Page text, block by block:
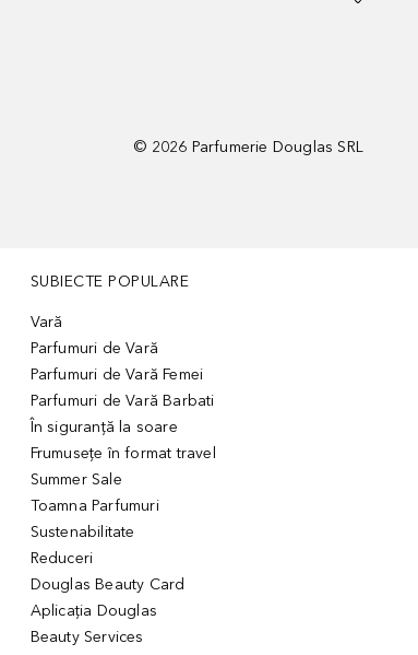
© 2026 Parfumerie Douglas SRL
SUBIECTE POPULARE
Vară
Parfumuri de Vară
Parfumuri de Vară Femei
Parfumuri de Vară Barbati
În siguranță la soare
Frumusețe în format travel
Summer Sale
Toamna Parfumuri
Sustenabilitate
Reduceri
Douglas Beauty Card
Aplicația Douglas
Beauty Services